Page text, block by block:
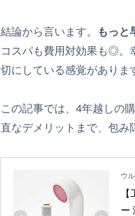
結論から言います。 もっと
コスパも費用対効果も◎。
切にしている感覚がありま
この記事では、4年越しの
直なデメリットまで、包み
ウ
ー